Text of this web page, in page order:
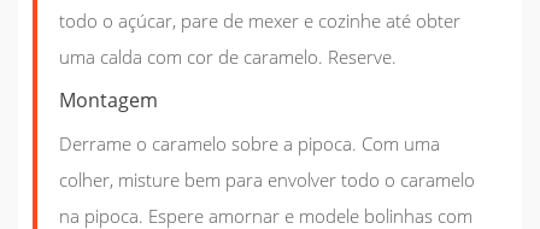
todo o açúcar, pare de mexer e cozinhe até obter
uma calda com cor de caramelo. Reserve.
Montagem
Derrame o caramelo sobre a pipoca. Com uma
colher, misture bem para envolver todo o caramelo
na pipoca. Espere amornar e modele bolinhas com